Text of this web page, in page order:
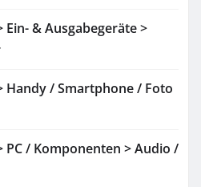
& Ausgabegeräte >
Handy / Smartphone / Foto
PC / Komponenten > Audio /